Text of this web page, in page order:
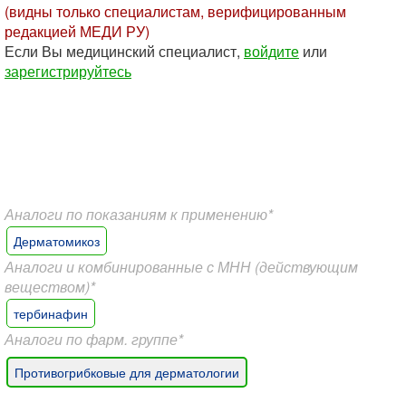
(видны только специалистам, верифицированным
редакцией МЕДИ РУ)
Если Вы медицинский специалист, войдите или
зарегистрируйтесь
Аналоги по показаниям к применению*
Дерматомикоз
Аналоги и комбинированные с МНН (действующим
веществом)*
тербинафин
Аналоги по фарм. группе*
Противогрибковые для дерматологии